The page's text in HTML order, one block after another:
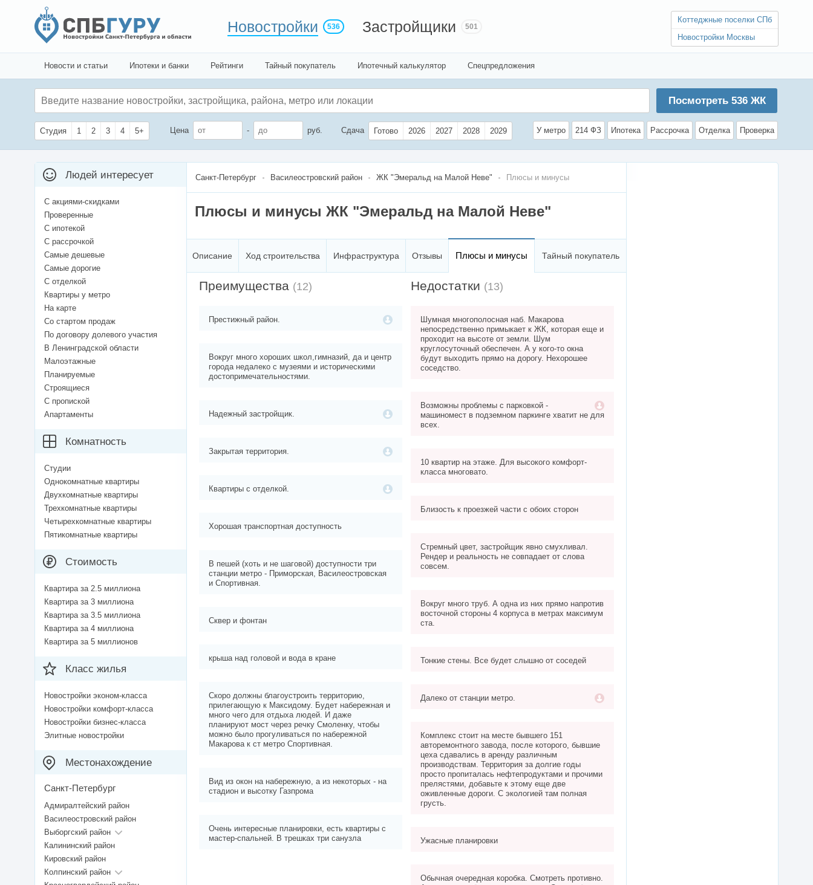
Новостройки 536 Застройщики 501
Коттеджные поселки СПб
Новостройки Москвы
Новости и статьи Ипотеки и банки Рейтинги Тайный покупатель Ипотечный калькулятор Спецпредложения
Посмотреть 536ЖК
Студия 1 2 3 4 5+ Цена - руб. Сдача Готово 2026 2027 2028 2029 У метро 214 ФЗ Ипотека Рассрочка Отделка Проверка
Санкт-Петербург Василеостровский район ЖК "Эмеральд на Малой Неве" Плюсы и минусы
Плюсы и минусы ЖК "Эмеральд на Малой Неве"
Описание Ход строительства Инфраструктура Отзывы Плюсы и минусы Тайный покупатель
Преимущества (12)
Престижный район.
Вокруг много хороших школ,гимназий, да и центр
города недалеко с музеями и историческими
достопримечательностями.
Надежный застройщик.
Закрытая территория.
Квартиры с отделкой.
Хорошая транспортная доступность
В пешей (хоть и не шаговой) доступности три
станции метро - Приморская, Василеостровская
и Спортивная.
Сквер и фонтан
крыша над головой и вода в кране
Скоро должны благоустроить территорию,
прилегающую к Максидому. Будет набережная и
много чего для отдыха людей. И даже
планируют мост через речку Смоленку, чтобы
можно было прогуливаться по набережной
Макарова к ст метро Спортивная.
Вид из окон на набережную, а из некоторых - на
стадион и высотку Газпрома
Очень интересные планировки, есть квартиры с
мастер-спальней. В трешках три санузла
Недостатки (13)
Шумная многополосная наб. Макарова
непосредственно примыкает к ЖК, которая еще и
проходит на высоте от земли. Шум
круглосуточный обеспечен. А у кого-то окна
будут выходить прямо на дорогу. Нехорошее
соседство.
Возможны проблемы с парковкой -
машиномест в подземном паркинге хватит не для
всех.
10 квартир на этаже. Для высокого комфорт-
класса многовато.
Близость к проезжей части с обоих сторон
Стремный цвет, застройщик явно смухливал.
Рендер и реальность не совпадает от слова
совсем.
Вокруг много труб. А одна из них прямо напротив
восточной стороны 4 корпуса в метрах максимум
ста.
Тонкие стены. Все будет слышно от соседей
Далеко от станции метро.
Комплекс стоит на месте бывшего 151
авторемонтного завода, после которого, бывшие
цеха сдавались в аренду различным
производствам. Территория за долгие годы
просто пропиталась нефтепродуктами и прочими
прелястями, добавьте к этому еще две
оживленные дороги. С экологией там полная
грусть.
Ужасные планировки
Обычная очередная коробка. Смотреть противно.
Людей интересует
С акциями-скидками
Проверенные
С ипотекой
С рассрочкой
Самые дешевые
Самые дорогие
С отделкой
Квартиры у метро
На карте
Со стартом продаж
По договору долевого участия
В Ленинградской области
Малоэтажные
Планируемые
Строящиеся
С пропиской
Апартаменты
Комнатность
Студии
Однокомнатные квартиры
Двухкомнатные квартиры
Трехкомнатные квартиры
Четырехкомнатные квартиры
Пятикомнатные квартиры
Стоимость
Квартира за 2.5 миллиона
Квартира за 3 миллиона
Квартира за 3.5 миллиона
Квартира за 4 миллиона
Квартира за 5 миллионов
Класс жилья
Новостройки эконом-класса
Новостройки комфорт-класса
Новостройки бизнес-класса
Элитные новостройки
Местонахождение
Санкт-Петербург
Адмиралтейский район
Василеостровский район
Выборгский район
Калининский район
Кировский район
Колпинский район